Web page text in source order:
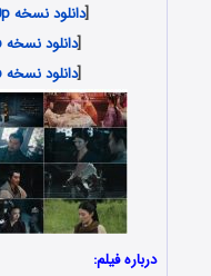
[دانلود نسخه 1080p با حجم 1.09 گیگابایت
[دانلود نسخه 720p با حجم 846 مگابایت
[دانلود نسخه 480p با حجم 491 مگابایت
درباره فیلم: